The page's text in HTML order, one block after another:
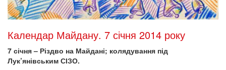
Календар Майдану. 7 січня 2014 року
7 січня – Різдво на Майдані; колядування під
Лук’янівським СІЗО.